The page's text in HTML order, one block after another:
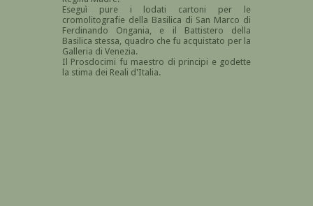
Eseguì pure i lodati cartoni per le
cromolitografie della Basilica di San Marco di
Ferdinando Ongania, e il Battistero della
Basilica stessa, quadro che fu acquistato per la
Galleria di Venezia.
Il Prosdocimi fu maestro di principi e godette
la stima dei Reali d'Italia.